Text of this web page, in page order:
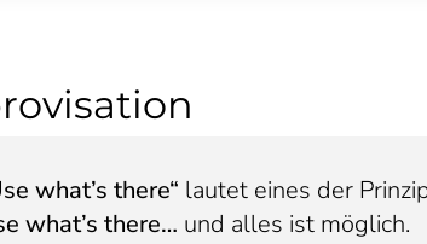
what’s there“ lautet eines der
what’s there… und alles ist möglich.